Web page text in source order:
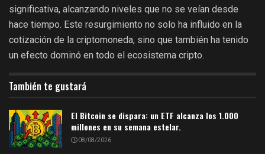
significativa, alcanzando niveles que no se veían desde
hace tiempo. Este resurgimiento no solo ha influido en la
cotización de la criptomoneda, sino que también ha tenido
un efecto dominó en todo el ecosistema cripto.
También te gustará
El Bitcoin se dispara: un ETF alcanza los 1.000
millones en su semana estelar.
08/08/2026